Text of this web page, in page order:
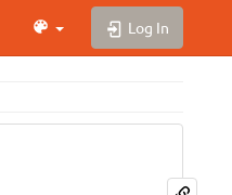
Log In